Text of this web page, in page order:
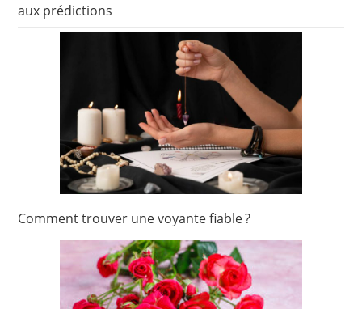
aux prédictions
Comment trouver une voyante fiable ?